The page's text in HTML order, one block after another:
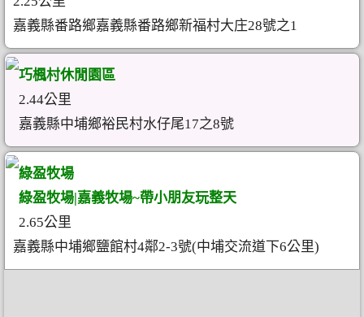
嘉義縣番路鄉嘉義縣番路鄉新福村大庄28號之1
巧楓村休閒園區
2.44公里
嘉義縣中埔鄉裕民村水仔尾17之8號
綠盈牧場
綠盈牧場|嘉義牧場~帶小朋友玩整天
2.65公里
嘉義縣中埔鄉鹽館村4鄰2-3號(中埔交流道下6公里)